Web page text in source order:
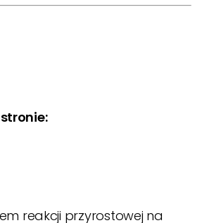
reakcji przyrostowej na